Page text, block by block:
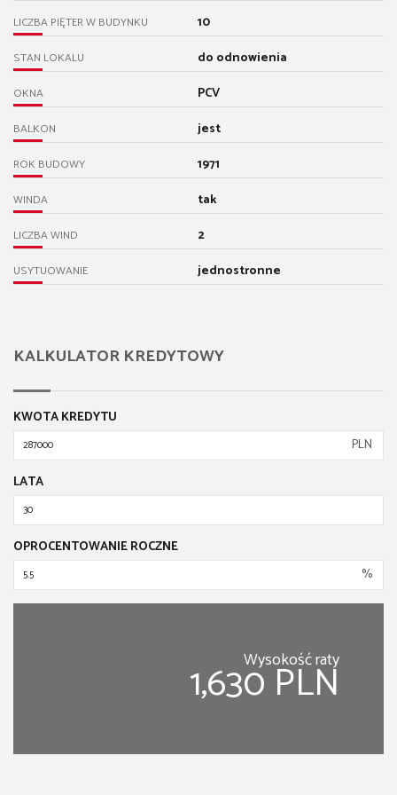
LICZBA PIĘTER W BUDYNKU 10
STAN LOKALU do odnowienia
OKNA PCV
BALKON jest
ROK BUDOWY 1971
WINDA tak
LICZBA WIND 2
USYTUOWANIE jednostronne
KALKULATOR KREDYTOWY
KWOTA KREDYTU
PLN
LATA
OPROCENTOWANIE ROCZNE
%
Wysokość raty
1,630 PLN